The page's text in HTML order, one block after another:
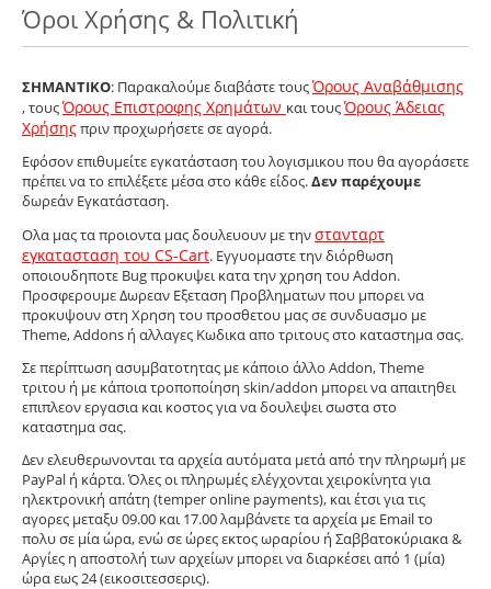
Όροι Χρήσης & Πολιτική
ΣΗΜΑΝΤΙΚΟ: Παρακαλούμε διαβάστε τουςΌρους Αναβάθμισης
, τουςΌρους Επιστροφης Χρημάτων και τουςΌρους Άδειας
Χρήσηςπριν προχωρήσετε σε αγορά.
Εφόσον επιθυμείτε εγκατάσταση του λογισμικου που θα αγοράσετε
πρέπει να το επιλέξετε μέσα στο κάθε είδος.Δεν παρέχουμε
δωρεάν Εγκατάσταση.
Ολα μας τα προιοντα μας δουλευουν με τηνστανταρτ
εγκατασταση του CS-Cart. Εγγυομαστε την διόρθωση
οποιουδηποτε Bug προκυψει κατα την χρηση του Addon.
Προσφερουμε Δωρεαν Εξεταση Προβληματων που μπορει να
προκυψουν στη Χρηση του προσθετου μας σε συνδυασμο με
Theme, Addons ή αλλαγες Κωδικα απο τριτους στο καταστημα σας.
Σε περίπτωση ασυμβατοτητας με κάποιο άλλο Addon, Theme
τριτου ή με κάποια τροποπoίηση skin/addon μπορει να απαιτηθει
επιπλεον εργασια και κοστος για να δουλεψει σωστα στο
καταστημα σας.
Δεν ελευθερωνονται τα αρχεία αυτόματα μετά από την πληρωμή με
PayPal ή κάρτα. Όλες οι πληρωμές ελέγχονται χειροκίνητα για
ηλεκτρονική απάτη (temper online payments), και έτσι για τις
αγορες μεταξυ 09.00 και 17.00 λαμβάνετε τα αρχεία με Email το
πολυ σε μία ώρα, ενώ σε ώρες εκτος ωραρίου ή Σαββατοκύριακα &
Αργίες η αποστολή των αρχείων μπορει να διαρκέσει από 1 (μία)
ώρα εως 24 (εικοσιτεσσερις).